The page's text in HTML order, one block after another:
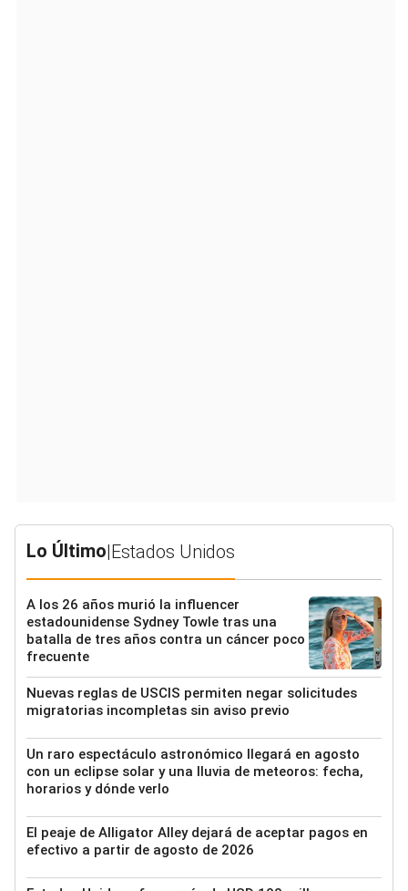
Lo Último|Estados Unidos
A los 26 años murió la influencer
estadounidense Sydney Towle tras una
batalla de tres años contra un cáncer poco
frecuente
Nuevas reglas de USCIS permiten negar solicitudes
migratorias incompletas sin aviso previo
Un raro espectáculo astronómico llegará en agosto
con un eclipse solar y una lluvia de meteoros: fecha,
horarios y dónde verlo
El peaje de Alligator Alley dejará de aceptar pagos en
efectivo a partir de agosto de 2026